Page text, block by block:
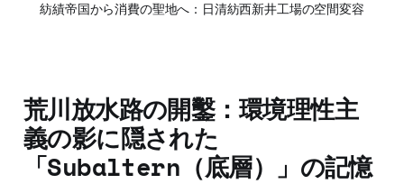
紡績帝国から消費の聖地へ：日清紡西新井工場の空間変容
荒川放水路の開鑿：環境理性主
義の影に隠された
「Subaltern（底層）」の記憶